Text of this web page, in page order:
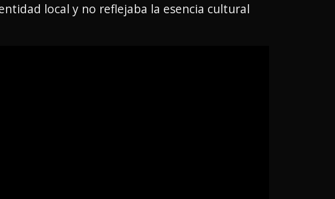
local y no reflejaba la esencia cultural